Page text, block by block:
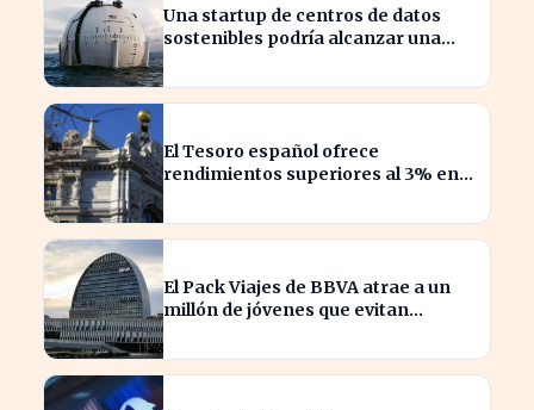
Una startup de centros de datos
sostenibles podría alcanzar una
El Tesoro español ofrece
rendimientos superiores al 3% en
El Pack Viajes de BBVA atrae a un
millón de jóvenes que evitan